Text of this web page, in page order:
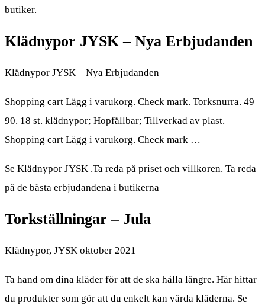
butiker.
Klädnypor JYSK – Nya Erbjudanden
Klädnypor JYSK – Nya Erbjudanden
Shopping cart Lägg i varukorg. Check mark. Torksnurra. 49
90. 18 st. klädnypor; Hopfällbar; Tillverkad av plast.
Shopping cart Lägg i varukorg. Check mark …
Se Klädnypor JYSK .Ta reda på priset och villkoren. Ta reda
på de bästa erbjudandena i butikerna
Torkställningar – Jula
Klädnypor, JYSK oktober 2021
Ta hand om dina kläder för att de ska hålla längre. Här hittar
du produkter som gör att du enkelt kan vårda kläderna. Se